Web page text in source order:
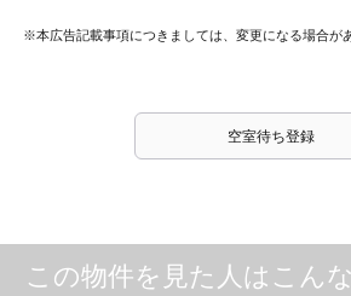
※本広告記載事項につきましては、変更になる場合が
空室待ち登録
この物件を見た人はこん